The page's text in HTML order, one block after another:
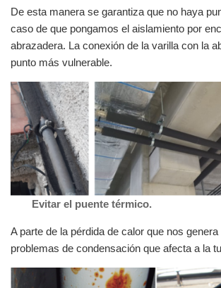
De esta manera se garantiza que no haya
caso de que pongamos el aislamiento por
abrazadera. La conexión de la varilla con la
punto más vulnerable.
Evitar el puente térmico.
A parte de la pérdida de calor que nos
problemas de condensación que afecta a la